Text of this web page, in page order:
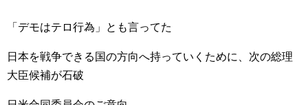
「デモはテロ行為」とも言ってた
日本を戦争できる国の方向へ持っていくために、次の総理
大臣候補が石破